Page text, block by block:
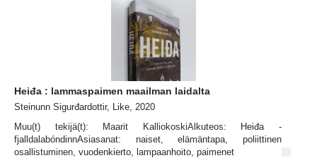
Heiđa : lammaspaimen maailman laidalta
Steinunn Sigurđardottir, Like, 2020
Muu(t) tekijä(t): Maarit KalliokoskiAlkuteos: Heiđa -
fjalldalabóndinnAsiasanat: naiset, elämäntapa, poliittinen
osallistuminen, vuodenkierto, lampaanhoito, paimenet